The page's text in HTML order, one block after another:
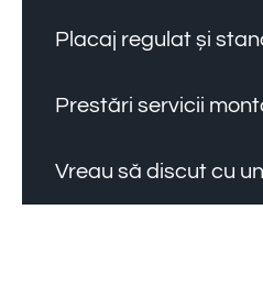
Placaj regulat și
Prestări servicii
Vreau să discut cu